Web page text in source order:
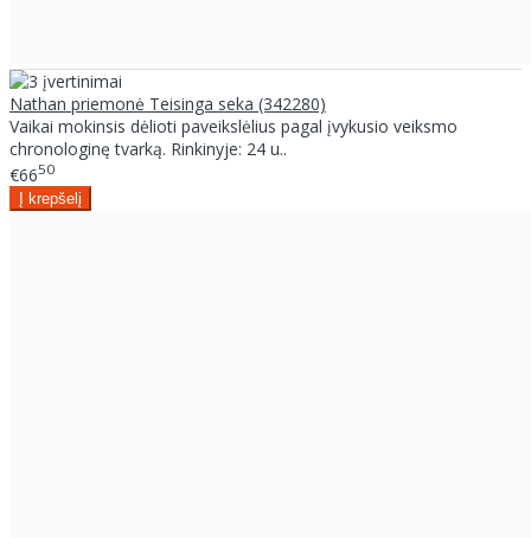
Nathan priemonė Teisinga seka (342280)
Vaikai mokinsis dėlioti paveikslėlius pagal įvykusio veiksmo
chronologinę tvarką. Rinkinyje: 24 u..
€6650